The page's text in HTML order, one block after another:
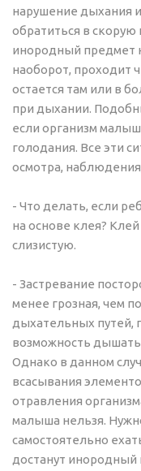
нарушение дыхания
обратиться в
инородный предмет
наоборот, проходит
остается там или в
при дыхании.
если организм
голодания. Все эти
осмотра,
- Что делать, если
на основе клея?
слизистую.
- Застревание
менее грозная, чем
дыхательных путей,
возможность
Однако в данном
всасывания
отравления
малыша нельзя.
самостоятельно
достанут инородный